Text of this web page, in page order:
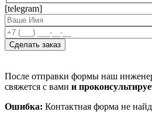
[telegram]
После отправки формы наш
свяжется с вами и
Ошибка: Контактная форма не